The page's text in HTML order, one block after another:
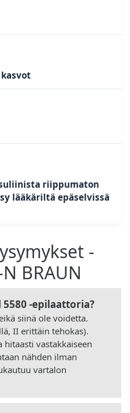
riippumaton
lääkäriltä epäselvissä
-
BRAUN
-epilaattoria?
siinä ole voidetta.
II erittäin tehokas).
vastakkaiseen
nähden ilman
vartalon